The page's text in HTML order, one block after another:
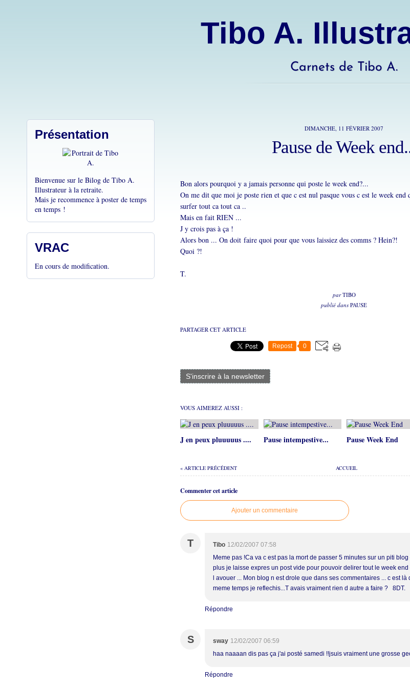
Tibo A.
Carnets de Tibo A.
Présentation
Bienvenue sur le Bilog de Tibo A.
Illustrateur à la retraite.
Mais je recommence à poster de temps
en temps !
VRAC
En cours de modification.
DIMANCHE, 11 FÉVRIER 2007
Pause de Week
Bon alors pourquoi y a jamais personne qui poste le week end?...
On me dit que moi je poste rien et que c est nul pasque vous c est le week end
surfer tout ca tout ca ..
Mais en fait RIEN ...
J y crois pas à ça !
Alors bon ... On doit faire quoi pour que vous laissiez des comms ? Hein?!
Quoi ?!
T.
parTIBO
publié dans PAUSE
PARTAGER CET ARTICLE
Repost 0
S'inscrire à la newsletter
VOUS AIMEREZ AUSSI :
J en peux pluuuuus .... Pause intempestive... Pause Week End
ACCUEIL
« ARTICLE PRÉCÉDENT
Commenter cet article
Ajouter un commentaire
T Tibo 12/02/2007 07:58
Meme pas !Ca va c est pas la mort de passer 5 minutes sur un piti
plus je laisse expres un post vide pour pouvoir delirer tout le week
l avouer ... Mon blog n est drole que dans ses commentaires ... c est
meme temps je reflechis...T avais vraiment rien d autre a faire ? 8DT.
Répondre
S sway 12/02/2007 06:59
haa naaaan dis pas ça j'ai posté samedi !!jsuis vraiment une grosse
Répondre